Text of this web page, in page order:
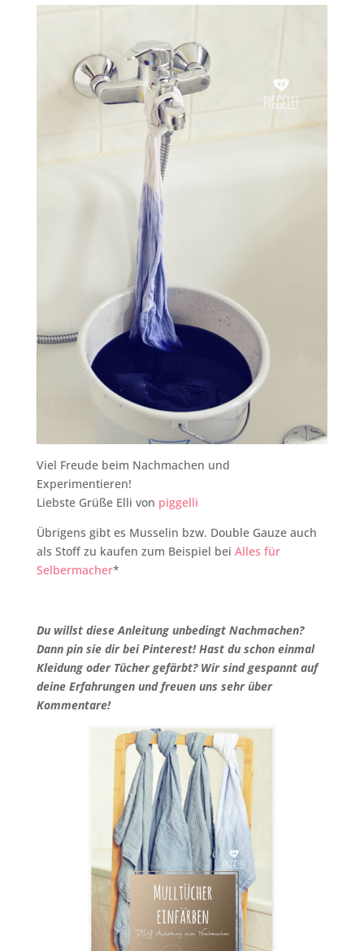
Viel Freude beim Nachmachen und
Experimentieren!
Liebste Grüße Elli von piggelli
Übrigens gibt es Musselin bzw. Double Gauze auch
als Stoff zu kaufen zum Beispiel bei Alles für
Selbermacher*
Du willst diese Anleitung unbedingt Nachmachen?
Dann pin sie dir bei Pinterest! Hast du schon einmal
Kleidung oder Tücher gefärbt? Wir sind gespannt auf
deine Erfahrungen und freuen uns sehr über
Kommentare!